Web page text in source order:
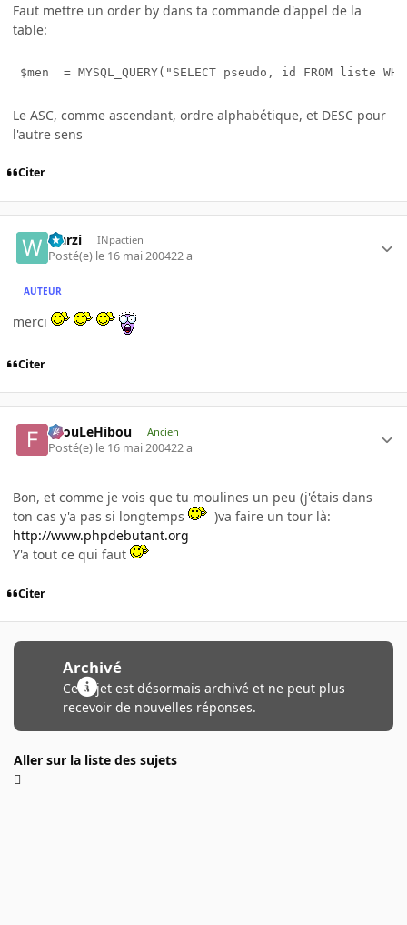
Faut mettre un order by dans ta commande d'appel de la
table:
$men  = MYSQL_QUERY("SELECT pseudo, id FROM liste
Le ASC, comme ascendant, ordre alphabétique, et DESC pour
l'autre sens
Citer
warzi INpactien
Posté(e) le 16 mai 200422 a
AUTEUR
merci
Citer
FilouLeHibou Ancien
Posté(e) le 16 mai 200422 a
Bon, et comme je vois que tu moulines un peu (j'étais dans
ton cas y'a pas si longtemps
)va faire un tour là:
http://www.phpdebutant.org
Y'a tout ce qui faut
Citer
Archivé
Ce sujet est désormais archivé et ne peut plus
recevoir de nouvelles réponses.
Aller sur la liste des sujets